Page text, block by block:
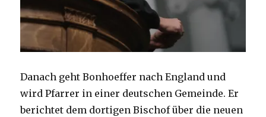
Danach geht Bonhoeffer nach England und
wird Pfarrer in einer deutschen Gemeinde. Er
berichtet dem dortigen Bischof über die neuen